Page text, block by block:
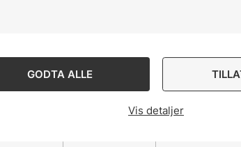
GODTA ALLE
Vis detaljer